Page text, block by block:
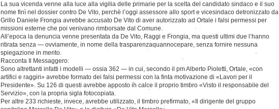
La sua vicenda venne alla luce alla vigilia delle primarie per la scelta del candidato sindaco e il suo
nome finì nel dossier contro De Vito, perchè l’oggi assessore allo sport e vicesindaco detronizzato da
Grillo Daniele Frongia avrebbe accusato De Vito di aver autorizzato ad Ortale i falsi permessi per
missioni esterne che poi venivano rimborsate dal Comune.
All’epoca la denuncia venne presentata da De Vito, Raggi e Frongia, ma questi ultimi due l’hanno
ritirata senza — ovviamente, in nome della trasparenzaquannocepare, senza fornire nessuna
spiegazione in merito.
Racconta Il Messaggero:
Sono altrettanti infatti i modelli — ossia 362 — in cui, secondo il pm Alberto Pioletti, Ortale, «con
artifici e raggiri» avrebbe formato dei falsi permessi con la finta motivazione di «Lavori per il
Presidente». Su 126 di questi avrebbe apposto in calce il proprio timbro «Visto il responsabile del
Servizio», con la propria sigla fotocopiata.
Per altre 233 richieste, invece, avrebbe utilizzato, il timbro prefirmato, «Il dirigente del gruppo